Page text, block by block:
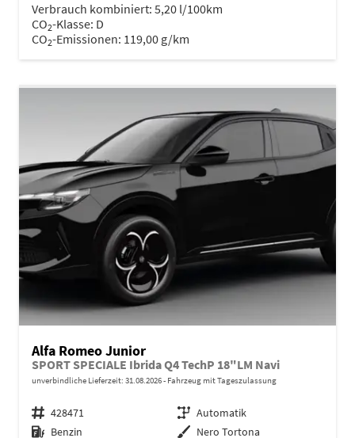
Verbrauch kombiniert: 5,20 l/100km
CO2-Klasse: D
CO2-Emissionen: 119,00 g/km
Alfa Romeo Junior
SPORT SPECIALE Ibrida Q4 TechP 18"LM Navi
unverbindliche Lieferzeit: 31.08.2026 Fahrzeug mit Tageszulassung
Fahrzeugnr. 428471 Getriebe Automatik
Kraftstoff Benzin Außenfarbe Nero Tortona